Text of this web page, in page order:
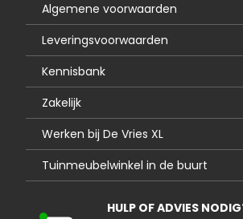
Algemene voorwaarden
Leveringsvoorwaarden
Kennisbank
Zakelijk
Werken bij De Vries XL
Tuinmeubelwinkel in de buurt
HULP OF ADVIES